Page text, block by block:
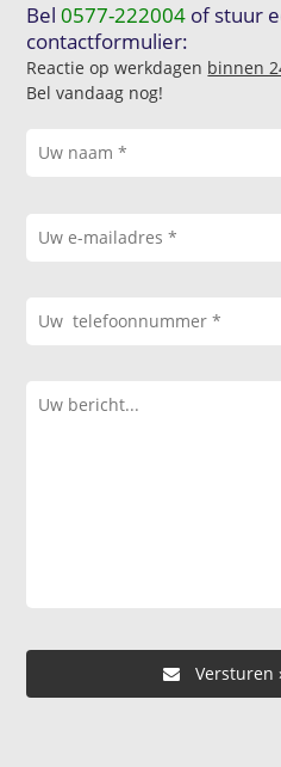
Bel0577-222004 of stuur
contactformulier:
Reactie op werkdagen binnen
Bel vandaag nog!